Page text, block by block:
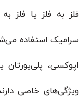
فلز به فلز یا فلز
سرامیک استفاده
اپوکسی،
ویژگی‌های خاصی